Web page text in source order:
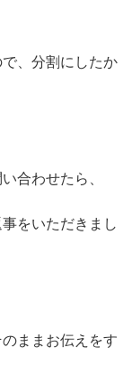
、分割にしたか
合わせたら、
をいただきまし
ままお伝えをす